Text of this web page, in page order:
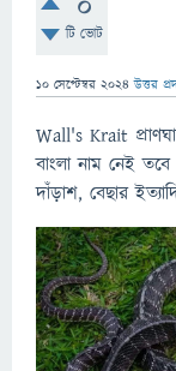
টি ভোট
10 সেপ্টেম্বর 2024 উত্তর
Wall's Krait
বাংলা নাম নেই
দাঁড়াশ, বেছার